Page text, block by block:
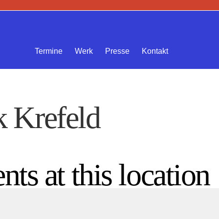
Termine
Werk Presse Kontakt
Krefeld
at this location